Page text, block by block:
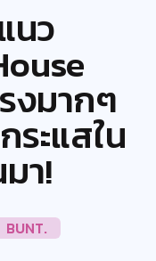
นว
งมากๆ
ระแสใน
า!
BUNT.